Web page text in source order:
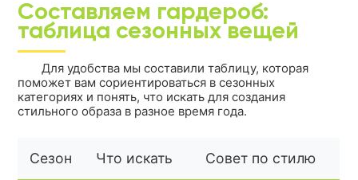
Составляем гардероб:
таблица сезонных вещей
Для удобства мы составили таблицу, которая
поможет вам сориентироваться в сезонных
категориях и понять, что искать для создания
стильного образа в разное время года.
Сезон Что искать Совет по стилю